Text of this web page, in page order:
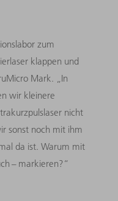
zum
klappen und
Mark. „In
wir kleinere
nicht
sonst noch mit ihm
da ist. Warum mit
– ­markieren?“